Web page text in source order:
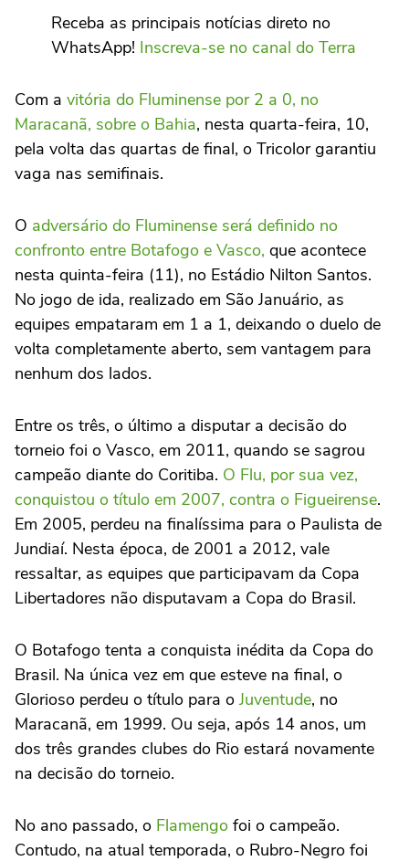
Receba as principais notícias direto no
WhatsApp! Inscreva-se no canal do Terra
Com a vitória do Fluminense por 2 a 0, no
Maracanã, sobre o Bahia, nesta quarta-feira, 10,
pela volta das quartas de final, o Tricolor garantiu
vaga nas semifinais.
O adversário do Fluminense será definido no
confronto entre Botafogo e Vasco, que acontece
nesta quinta-feira (11), no Estádio Nilton Santos.
No jogo de ida, realizado em São Januário, as
equipes empataram em 1 a 1, deixando o duelo de
volta completamente aberto, sem vantagem para
nenhum dos lados.
Entre os três, o último a disputar a decisão do
torneio foi o Vasco, em 2011, quando se sagrou
campeão diante do Coritiba. O Flu, por sua vez,
conquistou o título em 2007, contra o Figueirense.
Em 2005, perdeu na finalíssima para o Paulista de
Jundiaí. Nesta época, de 2001 a 2012, vale
ressaltar, as equipes que participavam da Copa
Libertadores não disputavam a Copa do Brasil.
O Botafogo tenta a conquista inédita da Copa do
Brasil. Na única vez em que esteve na final, o
Glorioso perdeu o título para o Juventude, no
Maracanã, em 1999. Ou seja, após 14 anos, um
dos três grandes clubes do Rio estará novamente
na decisão do torneio.
No ano passado, o Flamengo foi o campeão.
Contudo, na atual temporada, o Rubro-Negro foi